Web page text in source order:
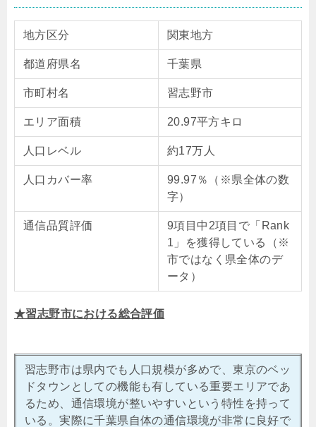
地方区分 関東地方
都道府県名 千葉県
市町村名 習志野市
エリア面積 20.97平方キロ
人口レベル 約17万人
人口カバー率
99.97％（※県全体の数
字）
通信品質評価
9項目中2項目で「Rank
1」を獲得している（※
市ではなく県全体のデ
ータ）
★習志野市における総合評価
習志野市は県内でも人口規模が多めで、東京のベッ
ドタウンとしての機能も有している重要エリアであ
るため、通信環境が整いやすいという特性を持って
いる。実際に千葉県自体の通信環境が非常に良好で